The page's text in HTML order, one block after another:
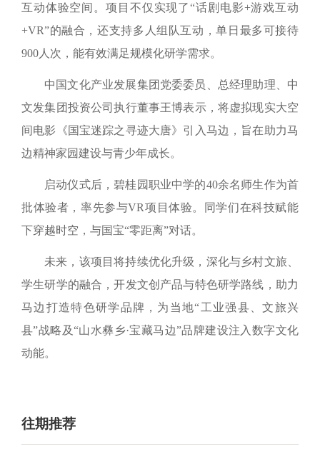
互动体验空间。项目不仅实现了“话剧电影+游戏互动
+VR”的融合，还支持多人组队互动，单日最多可接待
900人次，能有效满足规模化研学需求。
中国文化产业发展集团党委委员、总经理助理、中
文发集团投资公司执行董事王博表示，将虚拟现实大空
间电影《国宝迷踪之寻迹大唐》引入马边，旨在助力马
边精神家园建设与青少年成长。
启动仪式后，碧桂园职业中学的40余名师生作为首
批体验者，率先参与VR项目体验。同学们在科技赋能
下穿越时空，与国宝“零距离”对话。
未来，该项目将持续优化升级，深化与乡村文旅、
学生研学的融合，开发文创产品与特色研学路线，助力
马边打造特色研学品牌，为当地“工业强县、文旅兴
县”战略及“山水彝乡·宝藏马边”品牌建设注入数字文化
动能。
往期推荐